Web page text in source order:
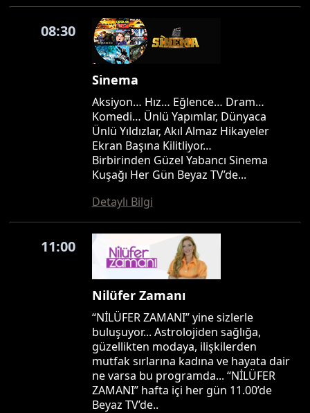
08:30
Sinema
Aksiyon… Hız… Eğlence… Dram…
Komedi… Ünlü Yapımlar, Dünyaca
Ünlü Yıldızlar, Akıl Almaz Hikayeler
Ekran Başına Kilitliyor…
Birbirinden Güzel Yabancı Sinema
Kuşağı Her Gün Beyaz TV’de...
Detaylı Bilgi
11:00
Nilüfer Zamanı
“NİLÜFER ZAMANI” yine sizlerle
buluşuyor... Astrolojiden sağlığa,
güzellikten modaya, ilişkilerden
mutfak sırlarına kadına ve hayata dair
ne varsa bu programda... “NİLÜFER
ZAMANI” hafta içi her gün 11.00’de
Beyaz TV’de..